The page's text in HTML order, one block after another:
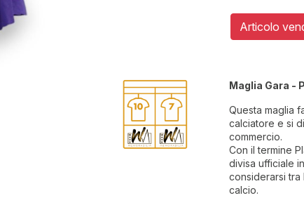
Articolo
Maglia Gara -
Questa maglia
calciatore e si
commercio.
Con il termine
divisa ufficiale
considerarsi tra
calcio.